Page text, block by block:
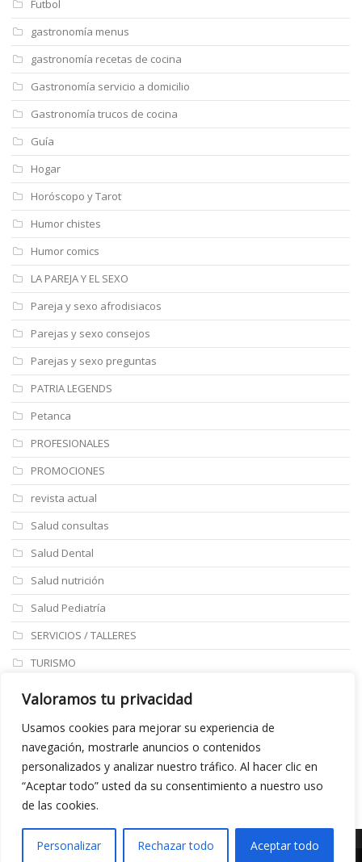
Valoramos tu privacidad
Usamos cookies para mejorar su experiencia de
navegación, mostrarle anuncios o contenidos
personalizados y analizar nuestro tráfico. Al hacer clic en
“Aceptar todo” usted da su consentimiento a nuestro uso
de las cookies.
Personalizar Rechazar todo Aceptar todo
Futbol
gastronomía menus
gastronomía recetas de cocina
Gastronomía servicio a domicilio
Gastronomía trucos de cocina
Guía
Hogar
Horóscopo y Tarot
Humor chistes
Humor comics
LA PAREJA Y EL SEXO
Pareja y sexo afrodisiacos
Parejas y sexo consejos
Parejas y sexo preguntas
PATRIA LEGENDS
Petanca
PROFESIONALES
PROMOCIONES
revista actual
Salud consultas
Salud Dental
Salud nutrición
Salud Pediatría
SERVICIOS / TALLERES
TURISMO
ULTIMAS NOTICIAS
Aviso legal
©Copyright 2020 realizado porMarketing A Empresas